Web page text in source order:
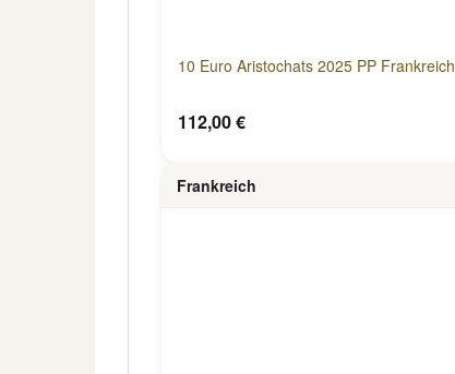
10 Euro Aristochats 2025 PP Frankreich
112,00 €
Frankreich